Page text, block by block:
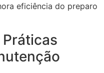
eficiência do preparo